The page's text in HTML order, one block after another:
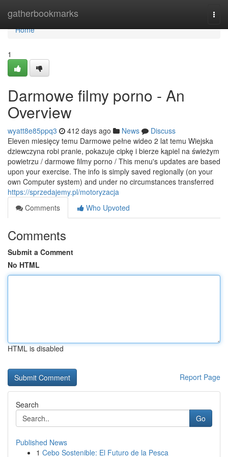
gatherbookmarks
Home
Home
1
Darmowe filmy porno - An
Overview
wyatt8e85ppq3 412 days ago News
Discuss
Eleven miesięcy temu Darmowe pełne wideo 2 lat temu Wiejska
dziewczyna robi pranie, pokazuje cipkę i bierze kąpiel na świeżym
powietrzu / darmowe filmy porno / This menu's updates are based
upon your exercise. The info is simply saved regionally (on your
own Computer system) and under no circumstances transferred
https://sprzedajemy.pl/motoryzacja
Comments
Who Upvoted
Comments
Submit a Comment
No HTML
HTML is disabled
Report Page
Search
Go
Published News
1 Cebo Sostenible: El Futuro de la Pesca